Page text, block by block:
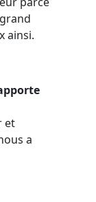
ainsi.
et
a